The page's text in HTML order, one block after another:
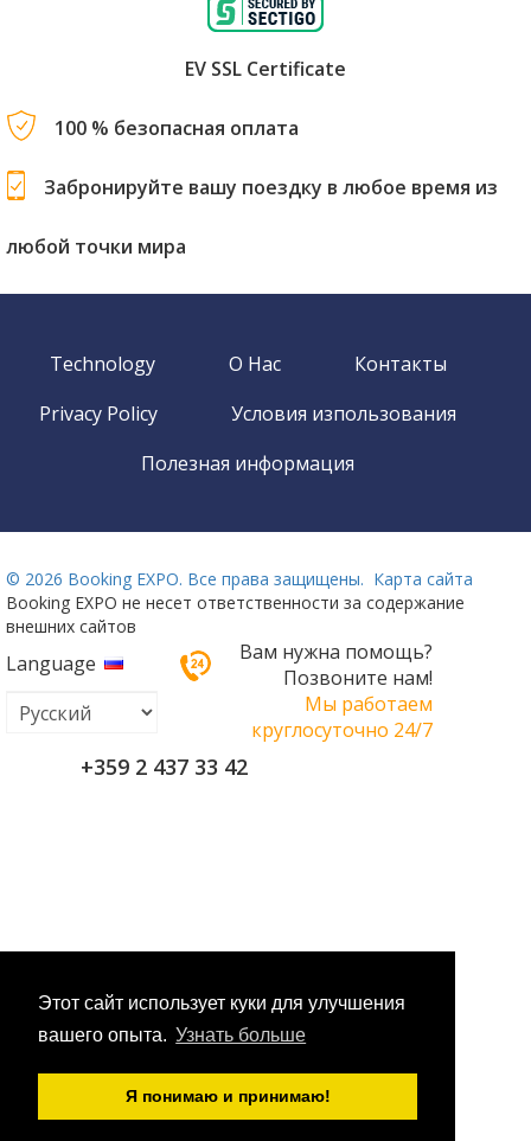
Этот сайт использует куки для улучшения
вашего опыта. Узнать больше
Я понимаю и принимаю!
EV SSL Certificate
100 % безопасная оплата
Забронируйте вашу поездку в любое время из
любой точки мира
Technology О Нас
Контакты
Privacy Policy
Условия изпользования
Полезная информация
© 2026 Booking EXPO. Все права защищены. Карта сайта
Booking EXPO не несет ответственности за содержание
внешних сайтов
Language
Вам нужна помощь?
Позвоните нам!
Мы работаем
круглосуточно 24/7
+359 2 437 33 42